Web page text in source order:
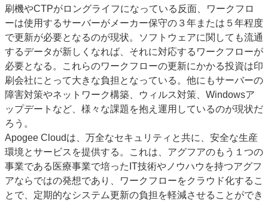
刷機やCTPがロングライフになっている反面、ワークフロ
ーは使用するサーバーがメーカー保守の３年または５年程度
で更新が必要となるのが現状。ソフトウェアに関しても流通
するデータが新しくなれば、それに対応するワークフローが
必要となる。これらのワークフローの更新にかかる投資は印
刷会社にとって大きな負担となっている。他にもサーバーの
障害対策やネットワーク構築、ウィルス対策、Windowsア
ップデートなど、様々な課題を抱え運用しているのが現状だ
ろう。
Apogee Cloudは、万全なセキュリティと共に、安全な生産
環境とサービスを提供する。これは、アグフアのもう１つの
事業である医療事業で培ったIT技術やノウハウを持つアグフ
アならではの発想であり、ワークフローをクラウド化するこ
とで、定期的なシステム更新の負担を軽減させることができ